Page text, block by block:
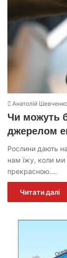
Анатолій
Чи можуть
джерелом
Рослини дають
нам їжу, коли ми
прекрасною.…
Читати далі